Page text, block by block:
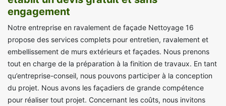
engagement
Notre entreprise en ravalement de façade Nettoyage 16
propose des services complets pour entretien, ravalement et
embellissement de murs extérieurs et façades. Nous prenons
tout en charge de la préparation à la finition de travaux. En tant
qu’entreprise-conseil, nous pouvons participer à la conception
du projet. Nous avons les façadiers de grande compétence
pour réaliser tout projet. Concernant les coûts, nous invitons